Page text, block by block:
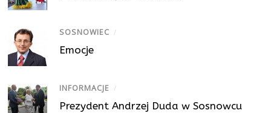
SOSNOWIEC /
Emocje
INFORMACJE /
Prezydent Andrzej Duda w Sosnowcu